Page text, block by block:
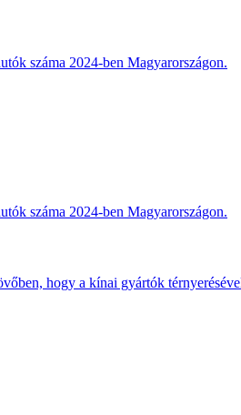
száma 2024-ben Magyarországon.
száma 2024-ben Magyarországon.
hogy a kínai gyártók